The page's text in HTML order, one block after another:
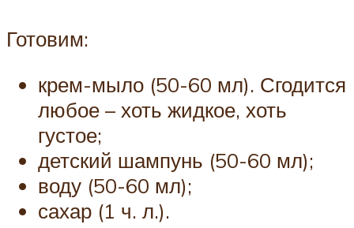
Готовим:
крем-мыло (50-60 мл). Сгодится
любое – хоть жидкое, хоть
густое;
детский шампунь (50-60 мл);
воду (50-60 мл);
сахар (1 ч. л.).